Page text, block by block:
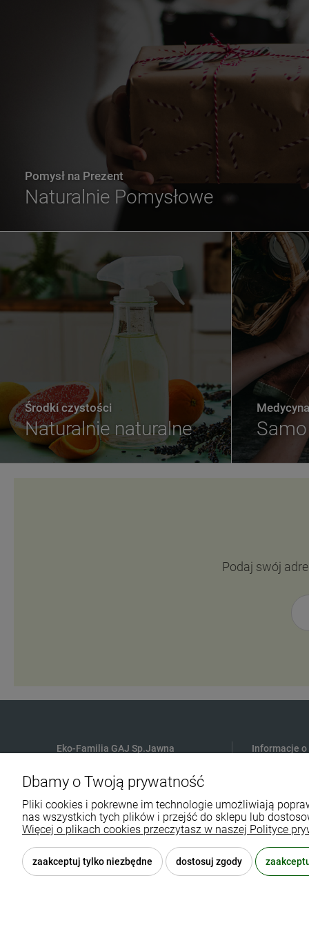
Pomysł na Prezent
Naturalnie Pomysłowe
Środki czystości
Naturalnie naturalne
Podaj swój
Eko-Familia GAJ Sp.Jawna
Gdańska 60
90-616 Łódź
790 727 174
Informacje o
Polityka
Regulamin
Reklamacje
Dbamy o Twoją prywatność
Pliki cookies i pokrewne im technologie umożliwiają
nas wszystkich tych plików i przejść do sklepu lub
Więcej o plikach cookies przeczytasz w naszej Polityce
zaakceptuj tylko niezbędne dostosuj zgody